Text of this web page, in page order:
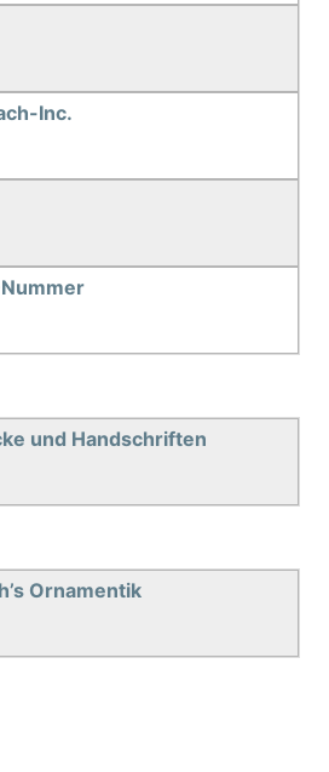
Inc.
und Handschriften
Ornamentik